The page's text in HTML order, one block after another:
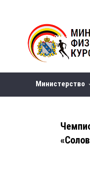
Министерство